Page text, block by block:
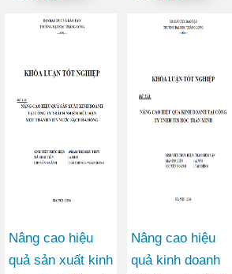
Nâng cao hiệu
quả sản xuất kinh
Nâng cao hiệu
quả kinh doanh